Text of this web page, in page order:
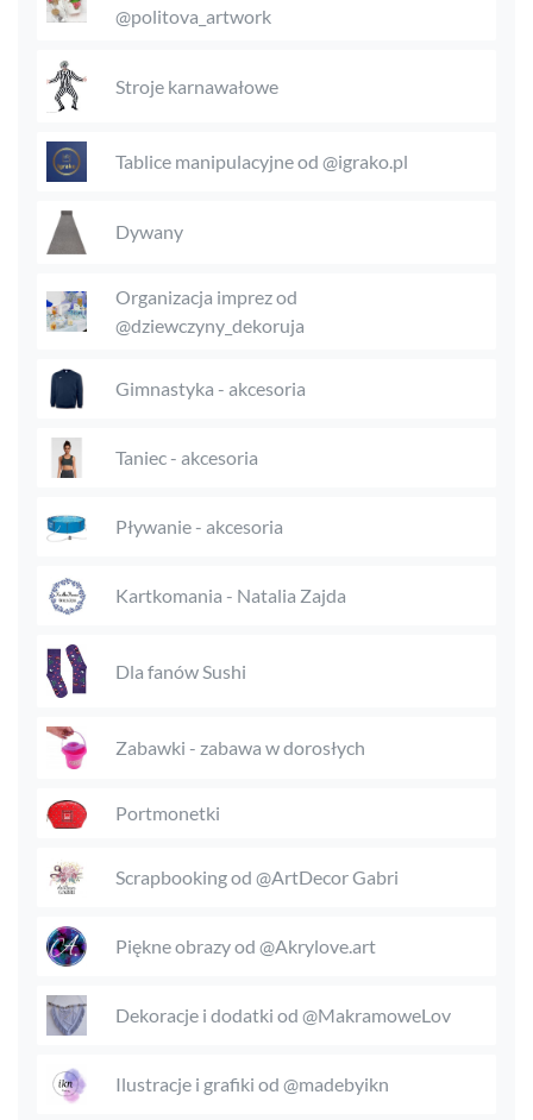
@politova_artwork
Stroje karnawałowe
Tablice manipulacyjne od @igrako.pl
Dywany
Organizacja imprez od
@dziewczyny_dekoruja
Gimnastyka - akcesoria
Taniec - akcesoria
Pływanie - akcesoria
Kartkomania - Natalia Zajda
Dla fanów Sushi
Zabawki - zabawa w dorosłych
Portmonetki
Scrapbooking od @ArtDecor Gabri
Piękne obrazy od @Akrylove.art
Dekoracje i dodatki od @MakramoweLov
Ilustracje i grafiki od @madebyikn